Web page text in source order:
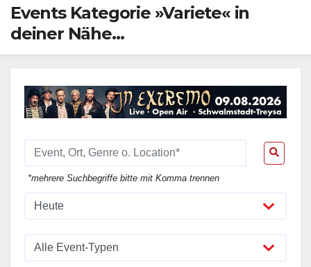
Events Kategorie »Variete« in
deiner Nähe…
*mehrere Suchbegriffe bitte mit Komma trennen